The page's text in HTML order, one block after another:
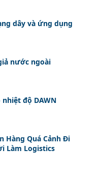
dây và ứng dụng
nước ngoài
độ DAWN
Hàng Quá Cảnh Đi
Làm Logistics